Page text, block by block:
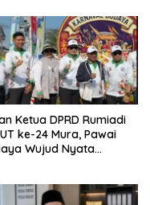
Ketua DPRD Rumiadi
ke-24 Mura, Pawai
Wujud Nyata